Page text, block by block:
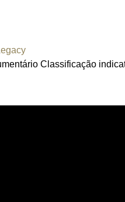
Classificação